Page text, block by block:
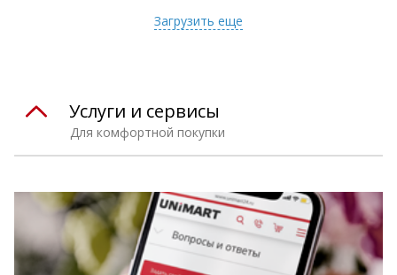
Загрузить еще
Для комфортной покупки
Услуги и сервисы